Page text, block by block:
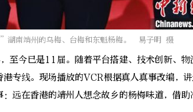
”湖南靖州的乌梅、台梅和东魁杨梅。 易子明 摄
今已是11届。随着平台搭建、技术创新、物
专线。现场播放的VCR根据真人真事改编，
远在香港的靖州人想念故乡的杨梅味道，借助